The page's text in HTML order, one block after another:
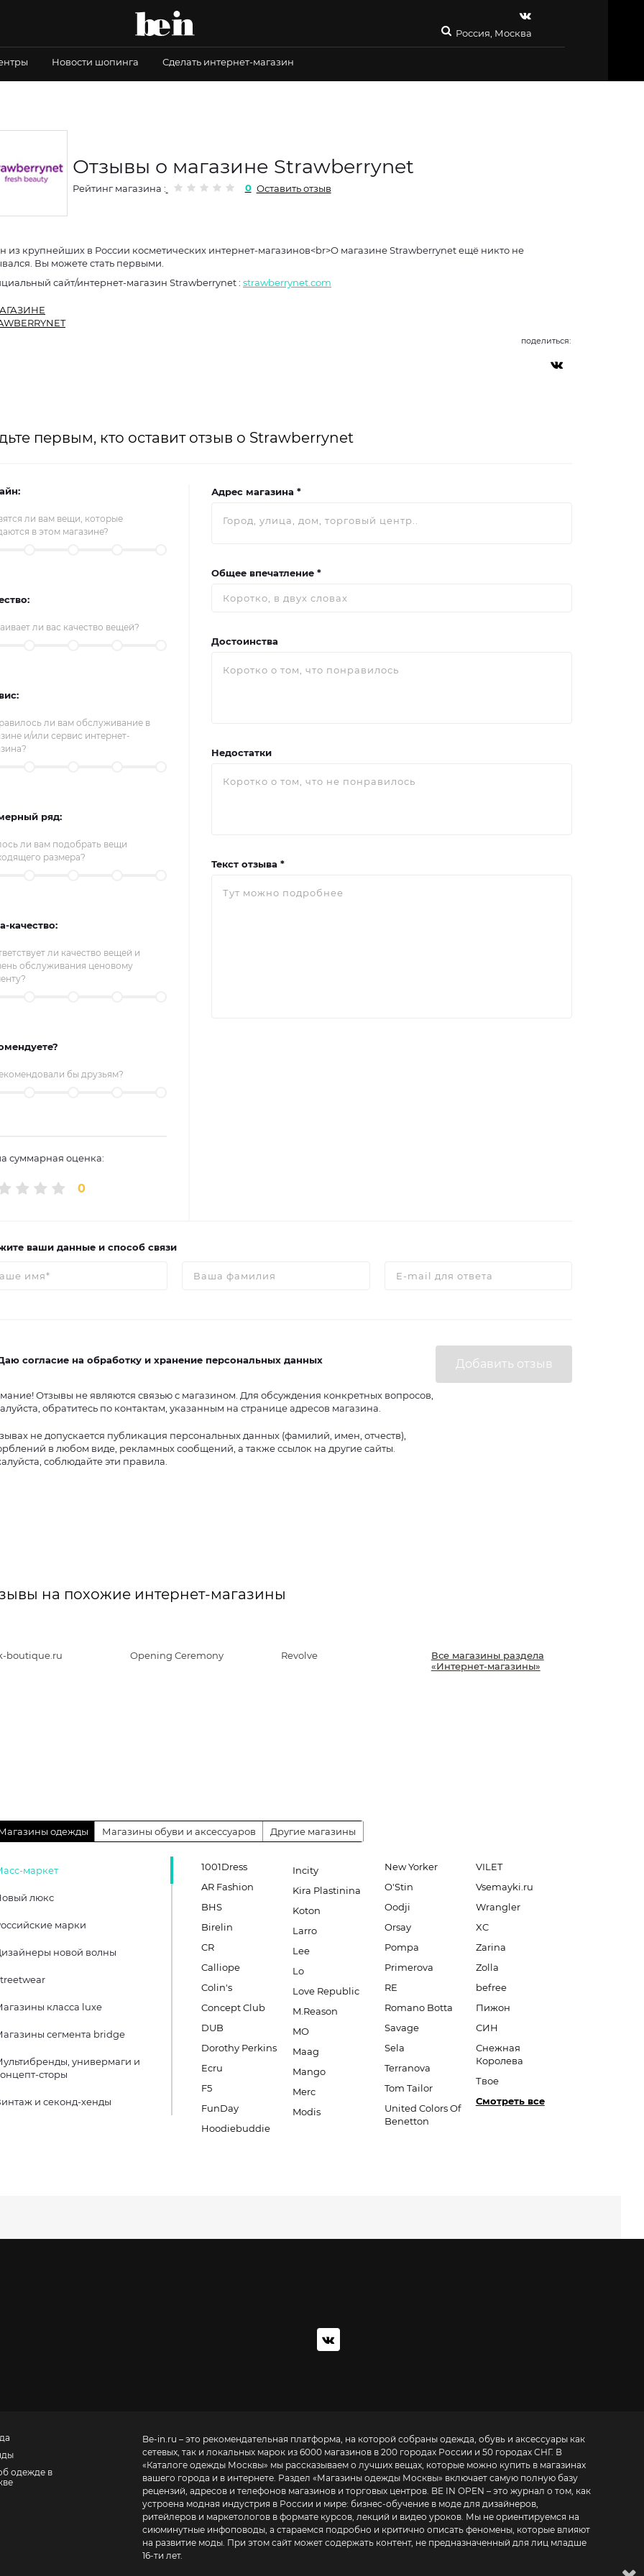
Россия, Москва
Новости шопинга Сделать интернет-магазин
Отзывы о магазине Strawberrynet
Рейтинг магазина : 0 Оставить отзыв
из крупнейших в России косметических интернет-магазинов<br>О магазине Strawberrynet ещё никто не
Вы можете стать первыми.
Официальный сайт/интернет-магазин Strawberrynet : strawberrynet.com
поделиться:
первым, кто оставит отзыв о Strawberrynet
ли вам вещи, которые
в этом магазине?
ли вас качество вещей?
ли вам обслуживание в
и/или сервис интернет-
ряд:
ли вам подобрать вещи
размера?
качество:
ли качество вещей и
обслуживания ценовому
бы друзьям?
суммарная оценка:
0
Адрес магазина *
Общее впечатление *
Достоинства
Недостатки
Текст отзыва *
ваши данные и способ связи
согласие на обработку и хранение персональных данных
Отзывы не являются связью с магазином. Для обсуждения конкретных вопросов,
обратитесь по контактам, указанным на странице адресов магазина.
не допускается публикация персональных данных (фамилий, имен, отчеств),
в любом виде, рекламных сообщений, а также ссылок на другие сайты.
соблюдайте эти правила.
на похожие интернет-магазины
boutique.ru Opening Ceremony Revolve
Все магазины раздела
«Интернет-магазины»
одежды Магазины обуви и аксессуаров Другие магазины
маркет
люкс
марки
новой волны
класса luxe
сегмента bridge
универмаги и
сторы
и секонд-хенды
1001Dress
AR Fashion
BHS
Birelin
CR
Calliope
Colin's
Concept Club
DUB
Dorothy Perkins
Ecru
F5
FunDay
Hoodiebuddie
Incity
Kira Plastinina
Koton
Larro
Lee
Lo
Love Republic
M.Reason
MO
Maag
Mango
Merc
Modis
New Yorker
O'Stin
Oodji
Orsay
Pompa
Primerova
RE
Romano Botta
Savage
Sela
Terranova
Tom Tailor
United Colors Of
Benetton
VILET
Vsemayki.ru
Wrangler
XC
Zarina
Zolla
befree
Пижон
СИН
Снежная
Королева
Твое
Смотреть все
одежде в
Be-in.ru – это рекомендательная платформа, на которой собраны одежда, обувь и аксессуары как
сетевых, так и локальных марок из 6000 магазинов в 200 городах России и 50 городах СНГ. В
«Каталоге одежды Москвы» мы рассказываем о лучших вещах, которые можно купить в магазинах
вашего города и в интернете. Раздел «Магазины одежды Москвы» включает самую полную базу
рецензий, адресов и телефонов магазинов и торговых центров. BE IN OPEN – это журнал о том, как
устроена модная индустрия в России и мире: бизнес-обучение в моде для дизайнеров,
ритейлеров и маркетологов в формате курсов, лекций и видео уроков. Мы не ориентируемся на
сиюминутные инфоповоды, а стараемся подробно и критично описать феномены, которые влияют
на развитие моды. При этом сайт может содержать контент, не предназначенный для лиц младше
16-ти лет.